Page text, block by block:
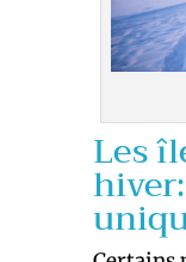
Les